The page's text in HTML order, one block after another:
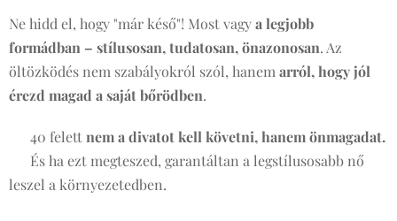
Ne hidd el, hogy "már késő"! Most vagya legjobb
formádban – stílusosan, tudatosan, önazonosan. Az
öltözködés nem szabályokról szól, hanem arról, hogy jól
érezd magad a saját bőrödben.
💖 40 felettnem a divatot kell követni, hanem önmagadat.
✨ És ha ezt megteszed, garantáltan a legstílusosabb nő
leszel a környezetedben.